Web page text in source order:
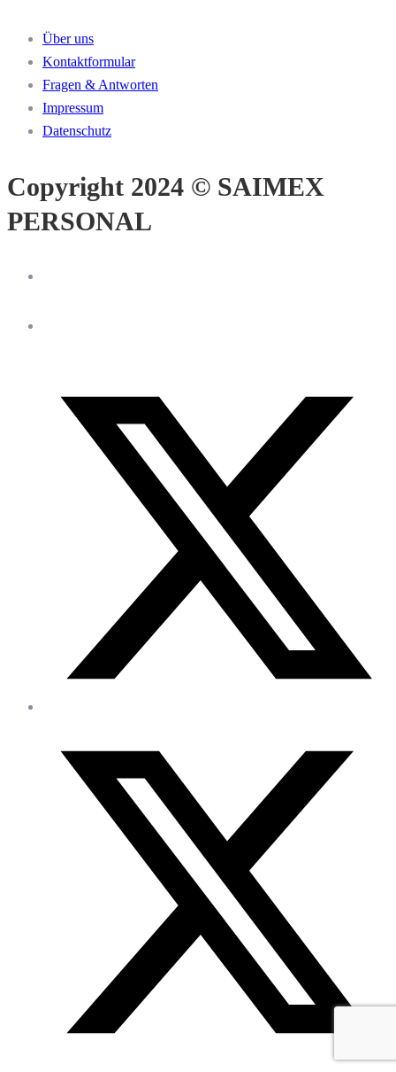
Über uns
Kontaktformular
Fragen & Antworten
Impressum
Datenschutz
Copyright 2024 © SAIMEX
PERSONAL